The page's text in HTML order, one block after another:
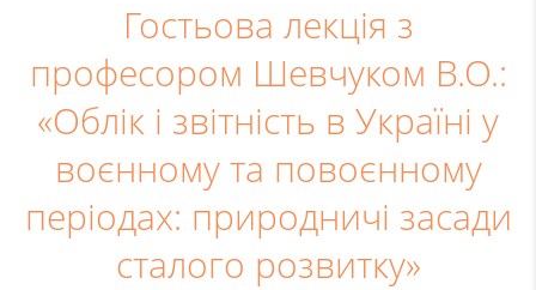
Гостьова лекція з
професором Шевчуком В.О.:
«Облік і звітність в Україні у
воєнному та повоєнному
періодах: природничі засади
сталого розвитку»